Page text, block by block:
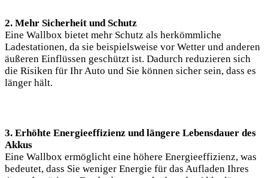
2. Mehr Sicherheit und Schutz
Eine Wallbox bietet mehr Schutz als herkömmliche
Ladestationen, da sie beispielsweise vor Wetter und anderen
äußeren Einflüssen geschützt ist. Dadurch reduzieren sich
die Risiken für Ihr Auto und Sie können sicher sein, dass es
länger hält.
3. Erhöhte Energieeffizienz und längere Lebensdauer des
Akkus
Eine Wallbox ermöglicht eine höhere Energieeffizienz, was
bedeutet, dass Sie weniger Energie für das Aufladen Ihres